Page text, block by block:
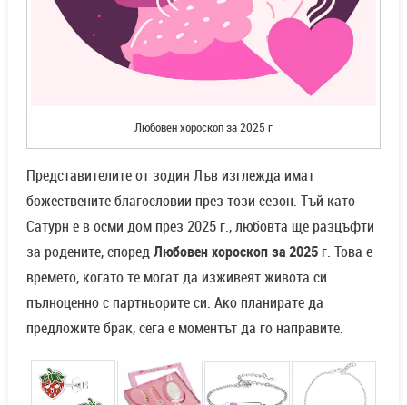
Любовен хороскоп за 2025 г
Представителите от зодия Лъв изглежда имат
божествените благословии през този сезон. Тъй като
Сатурн е в осми дом през 2025 г., любовта ще разцъфти
за родените, споредЛюбовен хороскоп за 2025г. Това е
времето, когато те могат да изживеят живота си
пълноценно с партньорите си. Ако планирате да
предложите брак, сега е моментът да го направите.